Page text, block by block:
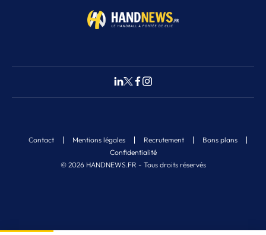
Fermer
© 2026 HANDNEWS.FR - Tous droits réservés
Contact Mentions légales Recrutement
Bons plans
Confidentialité